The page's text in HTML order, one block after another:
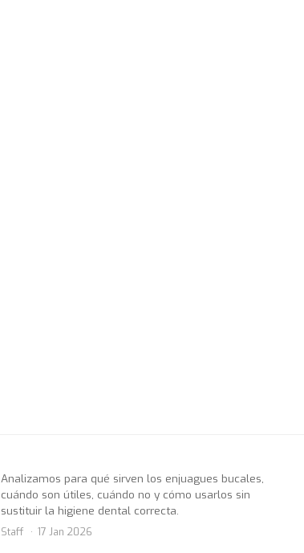
Analizamos para qué sirven los enjuagues bucales,
cuándo son útiles, cuándo no y cómo usarlos sin
sustituir la higiene dental correcta.
Staff 17 Jan 2026